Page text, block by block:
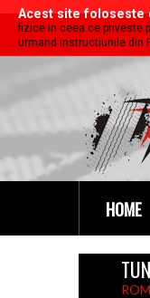
HOME
Acest site
fizice in ceea ce priveste
urmand instructiunile din